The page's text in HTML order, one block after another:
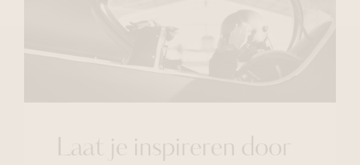
Laat je inspireren door